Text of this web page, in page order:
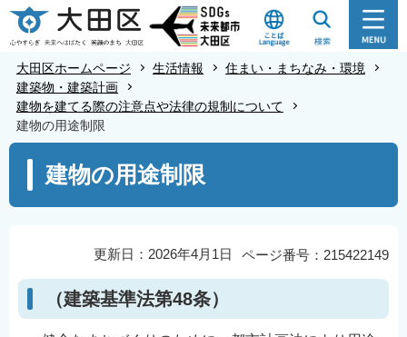
こ
の
で
大田区ホームページ 生活情報
住まい・まちなみ・環境
建築物・建築計画
建物を建てる際の注意点や法律の規制について
建物の用途制限
こ
ら
建物の用途制限
ページ番号：215422149
更新日：2026年4月1日
（建築基準法第48条）